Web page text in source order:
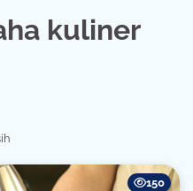
kuliner
150